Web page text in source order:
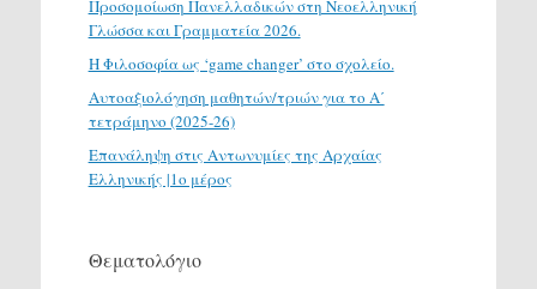
Προσομοίωση Πανελλαδικών στη Νεοελληνική
Γλώσσα και Γραμματεία 2026.
H Φιλοσοφία ως ‘game changer’ στο σχολείο.
Αυτοαξιολόγηση μαθητών/τριών για το Α΄
τετράμηνο (2025-26)
Επανάληψη στις Αντωνυμίες της Αρχαίας
Ελληνικής |1ο μέρος
Θεματολόγιο